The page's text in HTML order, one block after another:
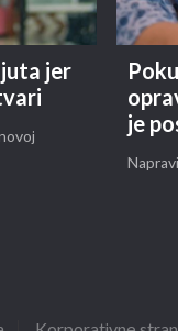
jer
je